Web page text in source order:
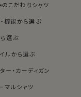
感が特徴のニ
イがおすすめで
こだわりシャツ
機能から選ぶ
選ぶ
ルから選ぶ
ー・カーディガン
マルシャツ